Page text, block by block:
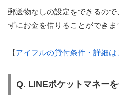
郵送物なしの設定をできるの
ずにお金を借りることができま
【 アイフルの貸付条件・詳細は
Q. LINEポケットマネー